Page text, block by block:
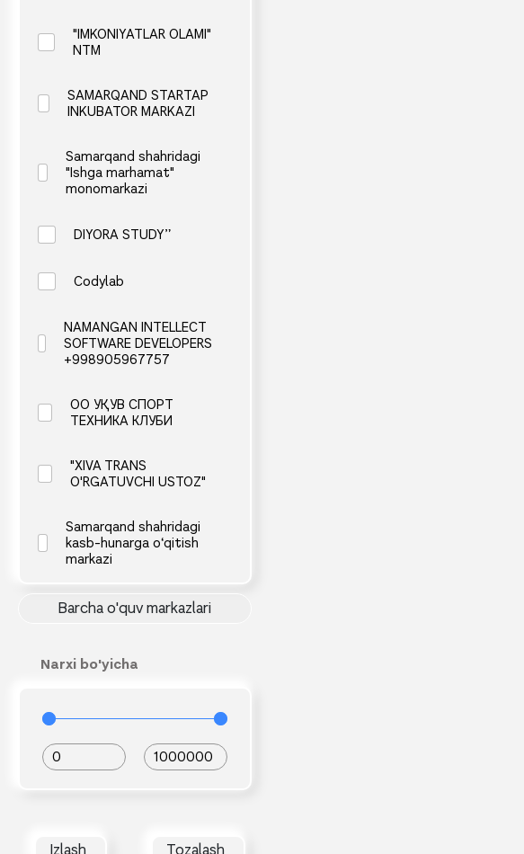
"IMKONIYATLAR OLAMI"
NTM
SAMARQAND STARTAP
INKUBATOR MARKAZI
Samarqand shahridagi
"Ishga marhamat"
monomarkazi
DIYORA STUDY”
Codylab
NAMANGAN INTELLECT
SOFTWARE DEVELOPERS
+998905967757
OO УҚУВ СПОРТ
ТЕХНИКА КЛУБИ
"XIVA TRANS
O'RGATUVCHI USTOZ"
Samarqand shahridagi
kasb-hunarga o‘qitish
markazi
Barcha o'quv markazlari
Narxi bo'yicha
0 1000000